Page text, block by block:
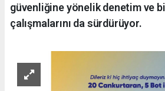
güvenliğine yönelik denetim ve
çalışmalarını da sürdürüyor.